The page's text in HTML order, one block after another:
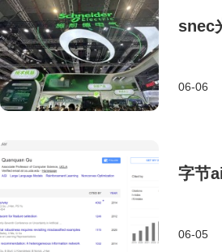
snec
06-06
字节
06-05